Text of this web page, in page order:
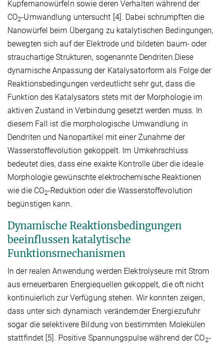
Kupfernanowürfeln sowie deren Verhalten während der
CO2-Umwandlung untersucht [4]. Dabei schrumpften die
Nanowürfel beim Übergang zu katalytischen Bedingungen,
bewegten sich auf der Elektrode und bildeten baum- oder
strauchartige Strukturen, sogenannte Dendriten.Diese
dynamische Anpassung der Katalysatorform als Folge der
Reaktionsbedingungen verdeutlicht sehr gut, dass die
Funktion des Katalysators stets mit der Morphologie im
aktiven Zustand in Verbindung gesetzt werden muss. In
diesem Fall ist die morphologische Umwandlung in
Dendriten und Nanopartikel mit einer Zunahme der
Wasserstoffevolution gekoppelt. Im Umkehrschluss
bedeutet dies, dass eine exakte Kontrolle über die ideale
Morphologie gewünschte elektrochemische Reaktionen
wie die CO2-Reduktion oder die Wasserstoffevolution
begünstigen kann.
Dynamische Reaktionsbedingungen
beeinflussen katalytische
Funktionsmechanismen
In der realen Anwendung werden Elektrolyseure mit Strom
aus erneuerbaren Energiequellen gekoppelt, die oft nicht
kontinuierlich zur Verfügung stehen. Wir konnten zeigen,
dass unter sich dynamisch verändernder Energiezufuhr
sogar die selektivere Bildung von bestimmten Molekülen
stattfindet [5]. Positive Spannungspulse während der CO2-